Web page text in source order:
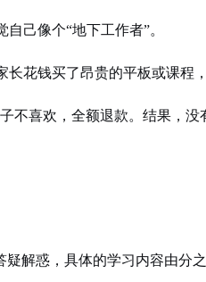
己像个“地下工作者”。
花钱买了昂贵的平板或课程
喜欢，全额退款。结果，
解惑，具体的学习内容由分